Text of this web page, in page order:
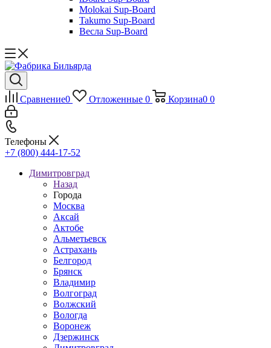
Molokai Sup-Board
Takumo Sup-Board
Весла Sup-Board
Сравнение0 Отложенные 0 Корзина0 0
Телефоны
+7 (800) 444-17-52
Димитровград
Назад
Города
Москва
Аксай
Актобе
Альметьевск
Астрахань
Белгород
Брянск
Владимир
Волгоград
Волжский
Вологда
Воронеж
Дзержинск